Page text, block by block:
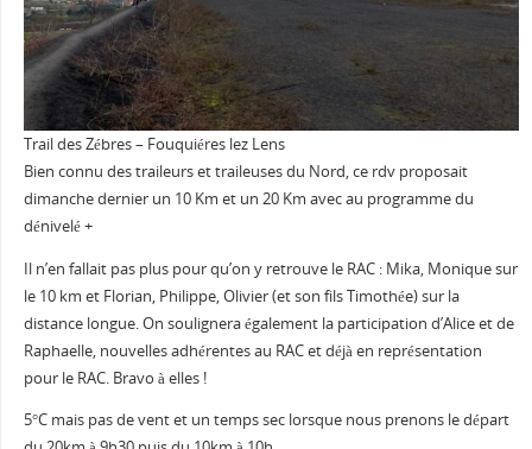
Trail des Zébres – Fouquiéres lez Lens
Bien connu des traileurs et traileuses du Nord, ce rdv proposait
dimanche dernier un 10 Km et un 20 Km avec au programme du
dénivelé +
Il n’en fallait pas plus pour qu’on y retrouve le RAC : Mika, Monique sur
le 10 km et Florian, Philippe, Olivier (et son fils Timothée) sur la
distance longue. On soulignera également la participation d’Alice et de
Raphaelle, nouvelles adhérentes au RAC et déjà en représentation
pour le RAC. Bravo à elles !
5°C mais pas de vent et un temps sec lorsque nous prenons le départ